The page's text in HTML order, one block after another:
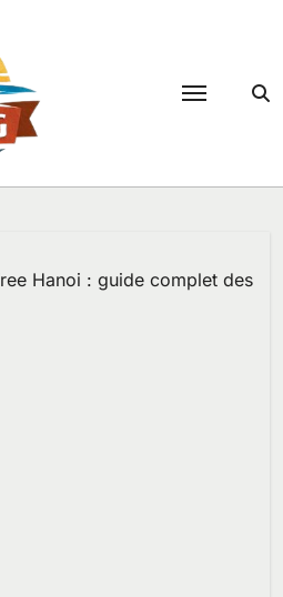
Hanoi : guide complet des